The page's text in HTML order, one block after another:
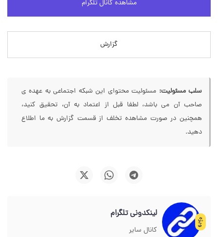
مشاهده کانال تلگرام
گزارش
سلب مسئولیت: مسئولیت محتوای این شبکه اجتماعی به عهده ی
صاحب آن می باشد، لطفا قبل از اعتماد به آن، تحقیق کنید،
همچنین در صورت مشاهده تخلف از قسمت گزارش به ما اطلاع
دهید.
ویژه
لینکدونی تلگرام
کانال سایر